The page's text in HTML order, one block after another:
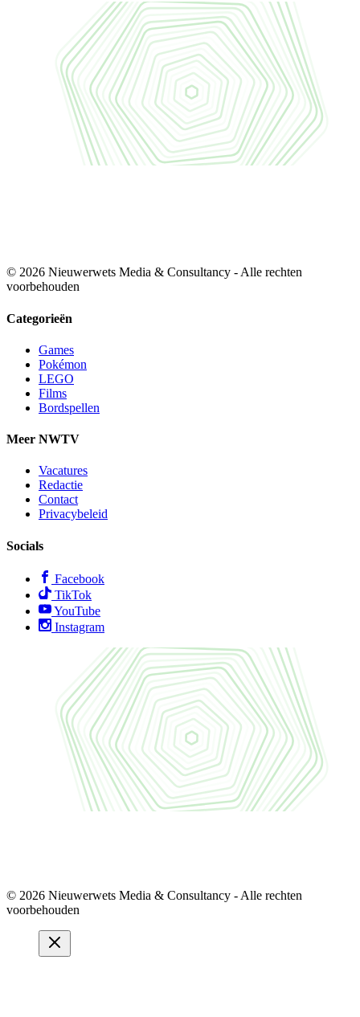
© 2026 Nieuwerwets Media & Consultancy - Alle rechten
voorbehouden
Categorieën
Games
Pokémon
LEGO
Films
Bordspellen
Meer NWTV
Vacatures
Redactie
Contact
Privacybeleid
Socials
Facebook
TikTok
YouTube
Instagram
© 2026 Nieuwerwets Media & Consultancy - Alle rechten
voorbehouden